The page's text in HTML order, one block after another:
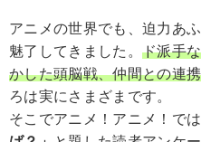
アニメの世界でも、迫力あ
魅了してきました。 ド派手
かした頭脳戦、仲間との連
ろは実にさまざまです。
そこでアニメ！アニメ！では